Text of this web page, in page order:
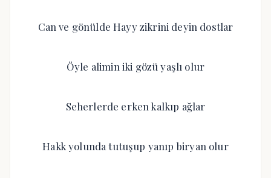
Can ve gönülde Hayy zikrini deyin dostlar
Öyle alimin iki gözü yaşlı olur
Seherlerde erken kalkıp ağlar
Hakk yolunda tutuşup yanıp biryan olur